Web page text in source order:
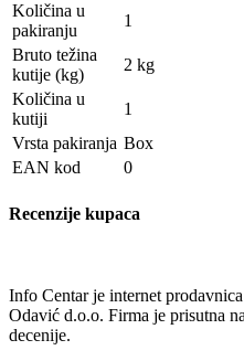
Količina u
pakiranju
1
Bruto težina
kutije (kg)
2 kg
Količina u
kutiji
1
Vrsta pakiranja Box
EAN kod
0
Recenzije kupaca
Info Centar je internet
Odavić d.o.o. Firma je prisutna
decenije.